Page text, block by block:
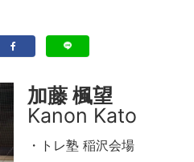
加藤 楓望
Kanon Kato
・トレ塾 稲沢会場